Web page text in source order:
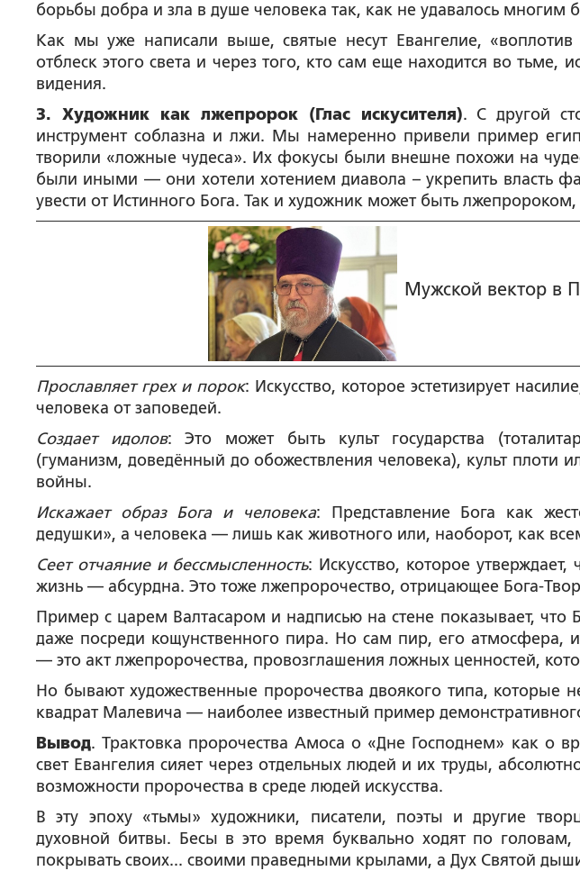
борьбы добра и зла в душе человека так, как не удавалось многим
Как мы уже написали выше, святые несут Евангелие,
отблеск этого света и через того, кто сам еще находится во тьме,
видения.
3. Художник как лжепророк (Глас искусителя). С другой
инструмент соблазна и лжи. Мы намеренно привели пример
творили «ложные чудеса». Их фокусы были внешне похожи на
были иными — они хотели хотением диавола – укрепить власть
увести от Истинного Бога. Так и художник может быть лжепророком,
Мужской вектор в
Прославляет грех и порок: Искусство, которое эстетизирует
человека от заповедей.
Создает идолов: Это может быть культ государства
(гуманизм, доведённый до обожествления человека), культ плоти
войны.
Искажает образ Бога и человека: Представление Бога как
дедушки», а человека — лишь как животного или, наоборот, как
Сеет отчаяние и бессмысленность: Искусство, которое
жизнь — абсурдна. Это тоже лжепророчество, отрицающее Бога-
Пример с царем Валтасаром и надписью на стене показывает, что
даже посреди кощунственного пира. Но сам пир, его атмосфера,
— это акт лжепророчества, провозглашения ложных ценностей,
Но бывают художественные пророчества двоякого типа, которые
квадрат Малевича — наиболее известный пример
Вывод. Трактовка пророчества Амоса о «Дне Господнем» как о
свет Евангелия сияет через отдельных людей и их труды,
возможности пророчества в среде людей искусства.
В эту эпоху «тьмы» художники, писатели, поэты и другие
духовной битвы. Бесы в это время буквально ходят по
покрывать своих... своими праведными крылами, а Дух Святой